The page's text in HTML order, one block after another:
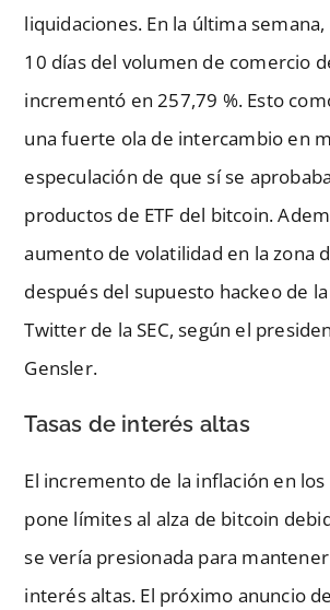
liquidaciones. En la última
10 días del volumen de comercio
incrementó en 257,79 %. Esto
una fuerte ola de intercambio en
especulación de que sí se
productos de ETF del bitcoin.
aumento de volatilidad en la zona
después del supuesto hackeo de
Twitter de la SEC, según el
Gensler.
Tasas de interés altas
El incremento de la inflación en los
pone límites al alza de bitcoin
se vería presionada para
interés altas. El próximo anuncio